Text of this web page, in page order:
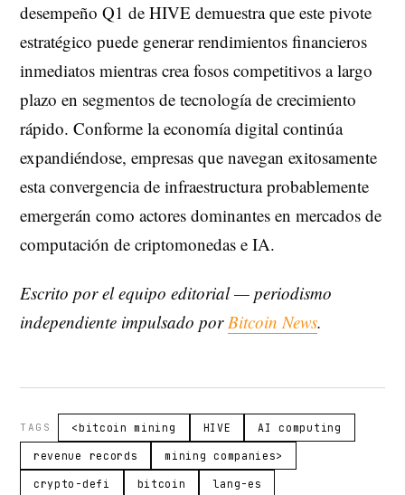
desempeño Q1 de HIVE demuestra que este pivote
estratégico puede generar rendimientos financieros
inmediatos mientras crea fosos competitivos a largo
plazo en segmentos de tecnología de crecimiento
rápido. Conforme la economía digital continúa
expandiéndose, empresas que navegan exitosamente
esta convergencia de infraestructura probablemente
emergerán como actores dominantes en mercados de
computación de criptomonedas e IA.
Escrito por el equipo editorial — periodismo
independiente impulsado porBitcoin News.
TAGS <bitcoin mining HIVE AI computing
revenue records mining companies>
crypto-defi bitcoin lang-es